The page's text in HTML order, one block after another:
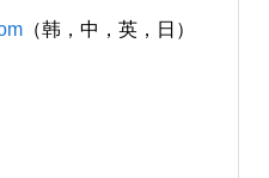
（韩，中，英，日）